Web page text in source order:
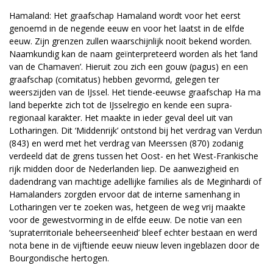
Hamaland: Het graafschap Hamaland wordt voor het eerst
genoemd in de negende eeuw en voor het laatst in de elfde
eeuw. Zijn grenzen zullen waarschijnlijk nooit bekend worden.
Naamkundig kan de naam geïnterpreteerd worden als het ‘land
van de Chamaven’. Hieruit zou zich een gouw (pagus) en een
graafschap (comitatus) hebben gevormd, gelegen ter
weerszijden van de IJssel. Het tiende-eeuwse graafschap Ha ma
land beperkte zich tot de IJsselregio en kende een supra-
regionaal karakter. Het maakte in ieder geval deel uit van
Lotharingen. Dit ‘Middenrijk’ ontstond bij het verdrag van Verdun
(843) en werd met het verdrag van Meerssen (870) zodanig
verdeeld dat de grens tussen het Oost- en het West-Frankische
rijk midden door de Nederlanden liep. De aanwezigheid en
dadendrang van machtige adellijke families als de Meginhardi of
Hamalanders zorgden ervoor dat de interne samenhang in
Lotharingen ver te zoeken was, hetgeen de weg vrij maakte
voor de gewestvorming in de elfde eeuw. De notie van een
‘supraterritoriale beheerseenheid’ bleef echter bestaan en werd
nota bene in de vijftiende eeuw nieuw leven ingeblazen door de
Bourgondische hertogen.